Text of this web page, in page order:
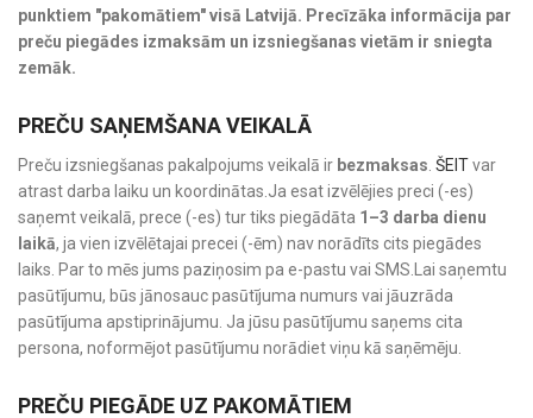
punktiem "pakomātiem" visā Latvijā. Precīzāka informācija par
preču piegādes izmaksām un izsniegšanas vietām ir sniegta
zemāk.
PREČU SAŅEMŠANA VEIKALĀ
Preču izsniegšanas pakalpojums veikalā ir bezmaksas ŠEITvar
atrast darba laiku un koordinātas.Ja esat izvēlējies preci (-es)
saņemt veikalā, prece (-es) tur tiks piegādāta 1–3 darba dienu
laikā, ja vien izvēlētajai precei (-ēm) nav norādīts cits piegādes
laiks. Par to mēs jums paziņosim pa e-pastu vai SMS.Lai saņemtu
pasūtījumu, būs jānosauc pasūtījuma numurs vai jāuzrāda
pasūtījuma apstiprinājumu. Ja jūsu pasūtījumu saņems cita
persona, noformējot pasūtījumu norādiet viņu kā saņēmēju.
PREČU PIEGĀDE UZ PAKOMĀTIEM